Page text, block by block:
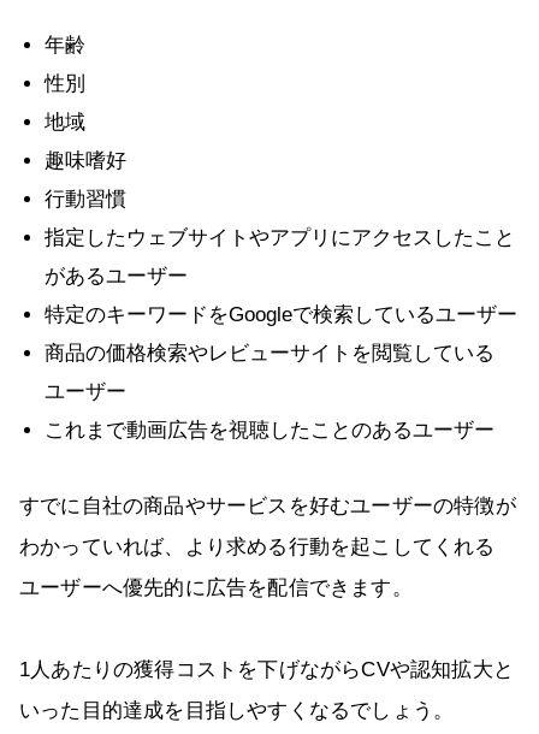
年齢
性別
地域
趣味嗜好
行動習慣
指定したウェブサイトやアプリにアクセスしたこと
があるユーザー
特定のキーワードをGoogleで検索しているユーザー
商品の価格検索やレビューサイトを閲覧している
ユーザー
これまで動画広告を視聴したことのあるユーザー
すでに自社の商品やサービスを好むユーザーの特徴が
わかっていれば、より求める行動を起こしてくれる
ユーザーへ優先的に広告を配信できます。
1人あたりの獲得コストを下げながらCVや認知拡大と
いった目的達成を目指しやすくなるでしょう。